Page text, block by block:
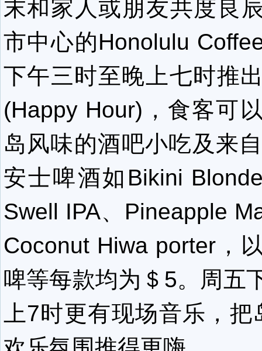
末和家人或朋友共度良
市中心的Honolulu
下午三时至晚上七时推出
(Happy Hour)，食客可
岛风味的酒吧小吃及来
安士啤酒如Bikini
Swell IPA、Pineapple
Coconut Hiwa porter，
啤等每款均为＄5。周五
上7时更有现场音乐，